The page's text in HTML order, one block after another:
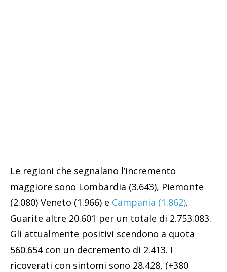
Le regioni che segnalano l’incremento
maggiore sono Lombardia (3.643), Piemonte
(2.080) Veneto (1.966) e Campania (1.862).
Guarite altre 20.601 per un totale di 2.753.083.
Gli attualmente positivi scendono a quota
560.654 con un decremento di 2.413. I
ricoverati con sintomi sono 28.428, (+380